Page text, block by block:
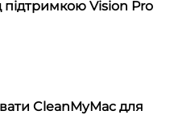
Vision Pro
CleanMyMac для